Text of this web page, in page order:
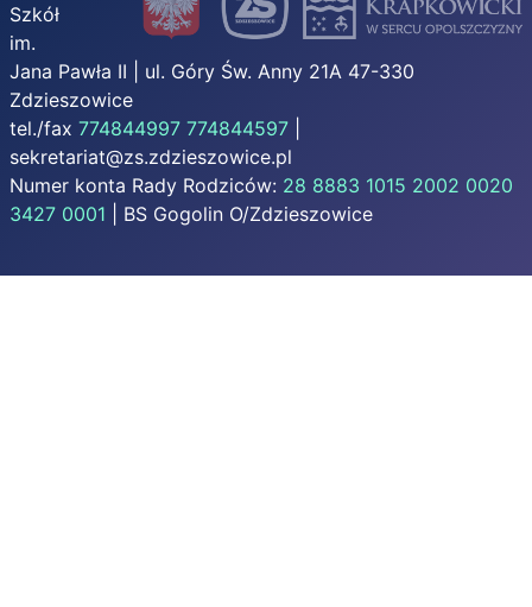
Szkół
im.
Jana Pawła II | ul. Góry Św. Anny 21A 47-330
Zdzieszowice
tel./fax 774844997 774844597
sekretariat@zs.zdzieszowice.pl
Numer konta Rady Rodziców: 28 8883 1015 2002 0020
3427 0001 | BS Gogolin O/Zdzieszowice